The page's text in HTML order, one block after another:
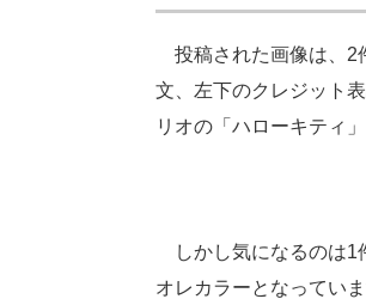
投稿された画像は、2
文、左下のクレジット
リオの「ハローキティ
しかし気になるのは1
オレカラーとなっていま